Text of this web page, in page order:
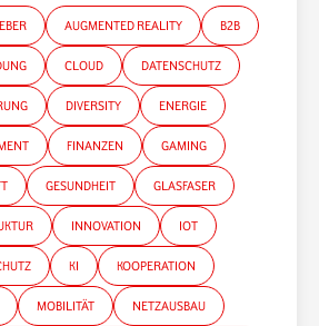
AUGMENTED REALITY B2B
CLOUD DATENSCHUTZ
DIVERSITY ENERGIE
FINANZEN GAMING
GESUNDHEIT GLASFASER
INNOVATION IOT
KI KOOPERATION
MOBILITÄT NETZAUSBAU